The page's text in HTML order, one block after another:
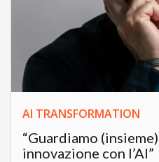
AI TRANSFORMATION
“Guardiamo
innovazione con l’AI”